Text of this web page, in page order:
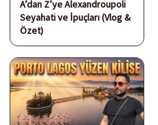
A’dan Z’ye Alexandroupoli
Seyahati ve İpuçları (Vlog &
Özet)